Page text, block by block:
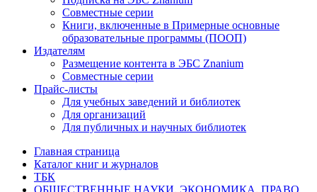
Совместные серии
Книги, включенные в Примерные основные
образовательные программы (ПООП)
Издателям
Размещение контента в ЭБС Znanium
Совместные серии
Прайс-листы
Для учебных заведений и библиотек
Для организаций
Для публичных и научных библиотек
Главная страница
Каталог книг и журналов
ТБК
ОБЩЕСТВЕННЫЕ НАУКИ. ЭКОНОМИКА. ПРАВО